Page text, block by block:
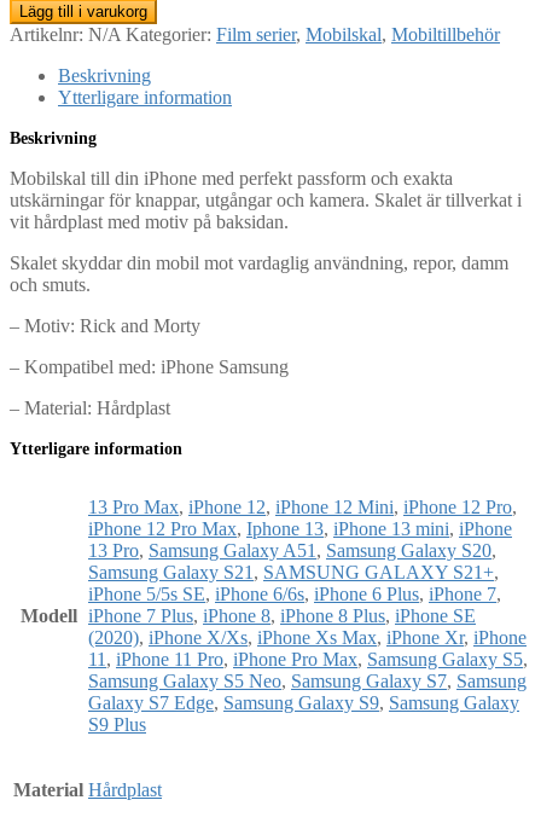
Lägg till i varukorg
Artikelnr: N/A Kategorier: Film serier, Mobilskal, Mobiltillbehör
Beskrivning
Ytterligare information
Beskrivning
Mobilskal till din iPhone med perfekt passform och exakta
utskärningar för knappar, utgångar och kamera. Skalet är tillverkat i
vit hårdplast med motiv på baksidan.
Skalet skyddar din mobil mot vardaglig användning, repor, damm
och smuts.
– Motiv: Rick and Morty
– Kompatibel med: iPhone Samsung
– Material: Hårdplast
Ytterligare information
Modell
13 Pro Max, iPhone 12, iPhone 12 Mini, iPhone 12 Pro,
iPhone 12 Pro Max, Iphone 13, iPhone 13 mini, iPhone
13 Pro, Samsung Galaxy A51 , Samsung Galaxy S20,
Samsung Galaxy S21 , SAMSUNG GALAXY S21+,
iPhone 5/5s SE, iPhone 6/6s, iPhone 6 Plus, iPhone 7,
iPhone 7 Plus, iPhone 8, iPhone 8 Plus, iPhone SE
(2020), iPhone X/Xs, iPhone Xs Max, iPhone Xr, iPhone
11 , iPhone 11 Pro, iPhone Pro Max, Samsung Galaxy S5,
Samsung Galaxy S5 Neo, Samsung Galaxy S7, Samsung
Galaxy S7 Edge, Samsung Galaxy S9, Samsung Galaxy
S9 Plus
Material Hårdplast